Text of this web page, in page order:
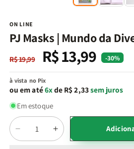
ON LINE
PJ Masks | Mundo da
Preço
normal
R$ 19,99
Preço
promocional
R$ 13,99 -30%
à vista no Pix
ou em até6xde R$ 2,33sem juros
Em estoque
Quantidade
Diminuir
a
Aumentar
a